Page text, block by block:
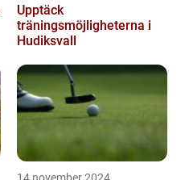
Upptäck
träningsmöjligheterna i
Hudiksvall